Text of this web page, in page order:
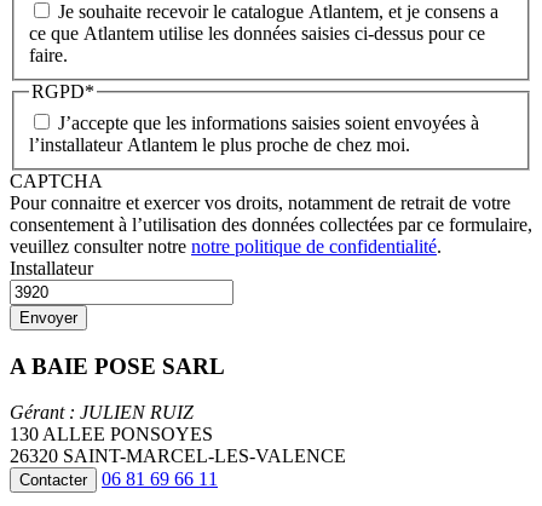
Je souhaite recevoir le catalogue Atlantem, et je consens a
ce que Atlantem utilise les données saisies ci-dessus pour ce
faire.
RGPD*
J’accepte que les informations saisies soient envoyées à
l’installateur Atlantem le plus proche de chez moi.
CAPTCHA
Pour connaitre et exercer vos droits, notamment de retrait de votre
consentement à l’utilisation des données collectées par ce formulaire,
veuillez consulter notre notre politique de confidentialité.
Installateur
A BAIE POSE SARL
Gérant : JULIEN RUIZ
130 ALLEE PONSOYES
26320 SAINT-MARCEL-LES-VALENCE
Contacter 06 81 69 66 11